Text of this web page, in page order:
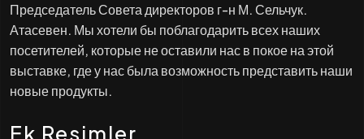
Председатель Совета директоров г-н М. Сельчук.
Атасевен. Мы хотели бы поблагодарить всех наших
посетителей, которые не оставили нас в покое на этой
выставке, где у нас была возможность представить наши
новые продукты.
Ek Resimler